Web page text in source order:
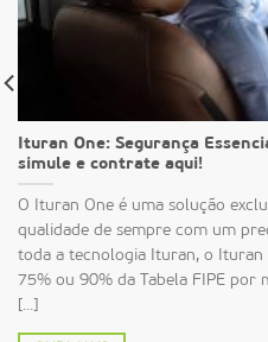
Ituran One: Segurança
simule e contrate aqui!
O Ituran One é uma solução
qualidade de sempre com um
toda a tecnologia Ituran, o Ituran
75% ou 90% da Tabela FIPE por
[...]